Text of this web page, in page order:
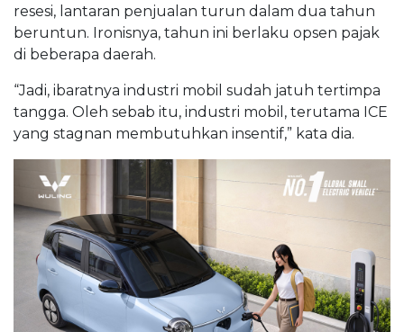
resesi, lantaran penjualan turun dalam dua tahun
beruntun. Ironisnya, tahun ini berlaku opsen pajak
di beberapa daerah.
“Jadi, ibaratnya industri mobil sudah jatuh tertimpa
tangga. Oleh sebab itu, industri mobil, terutama ICE
yang stagnan membutuhkan insentif,” kata dia.